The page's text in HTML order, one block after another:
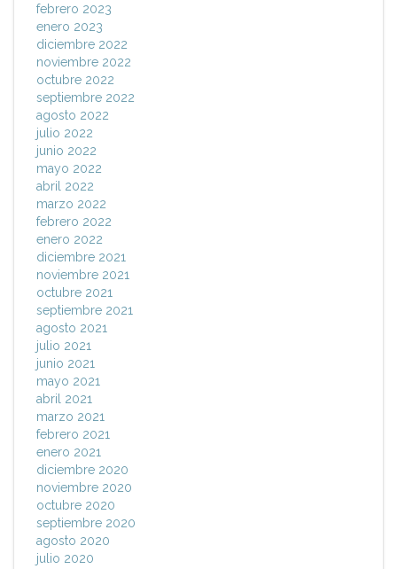
febrero 2023
enero 2023
diciembre 2022
noviembre 2022
octubre 2022
septiembre 2022
agosto 2022
julio 2022
junio 2022
mayo 2022
abril 2022
marzo 2022
febrero 2022
enero 2022
diciembre 2021
noviembre 2021
octubre 2021
septiembre 2021
agosto 2021
julio 2021
junio 2021
mayo 2021
abril 2021
marzo 2021
febrero 2021
enero 2021
diciembre 2020
noviembre 2020
octubre 2020
septiembre 2020
agosto 2020
julio 2020